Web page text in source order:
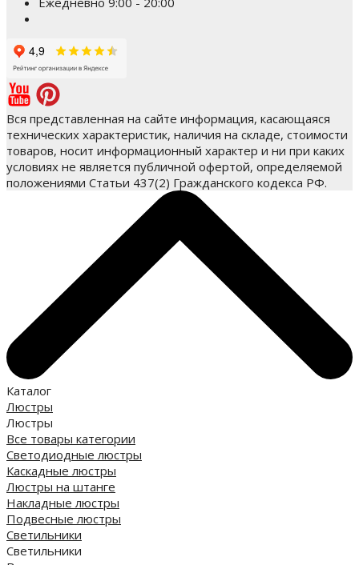
Вся представленная на сайте информация, касающаяся
технических характеристик, наличия на складе, стоимости
товаров, носит информационный характер и ни при каких
условиях не является публичной офертой, определяемой
положениями Статьи 437(2) Гражданского кодекса РФ.
Каталог
Люстры
Люстры
Все товары категории
Светодиодные люстры
Каскадные люстры
Люстры на штанге
Накладные люстры
Подвесные люстры
Светильники
Светильники